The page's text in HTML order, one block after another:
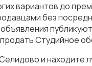
вариантов до
без
Студийное
и